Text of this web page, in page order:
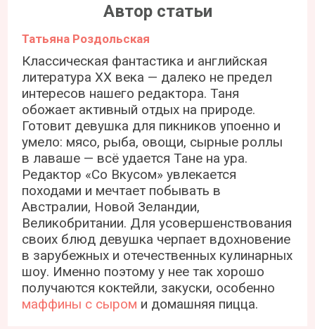
Автор статьи
Татьяна Роздольская
Классическая фантастика и английская
литература ХХ века — далеко не предел
интересов нашего редактора. Таня
обожает активный отдых на природе.
Готовит девушка для пикников упоенно и
умело: мясо, рыба, овощи, сырные роллы
в лаваше — всё удается Тане на ура.
Редактор «Со Вкусом» увлекается
походами и мечтает побывать в
Австралии, Новой Зеландии,
Великобритании. Для усовершенствования
своих блюд девушка черпает вдохновение
в зарубежных и отечественных кулинарных
шоу. Именно поэтому у нее так хорошо
получаются коктейли, закуски, особенно
маффины с сыром и домашняя пицца.